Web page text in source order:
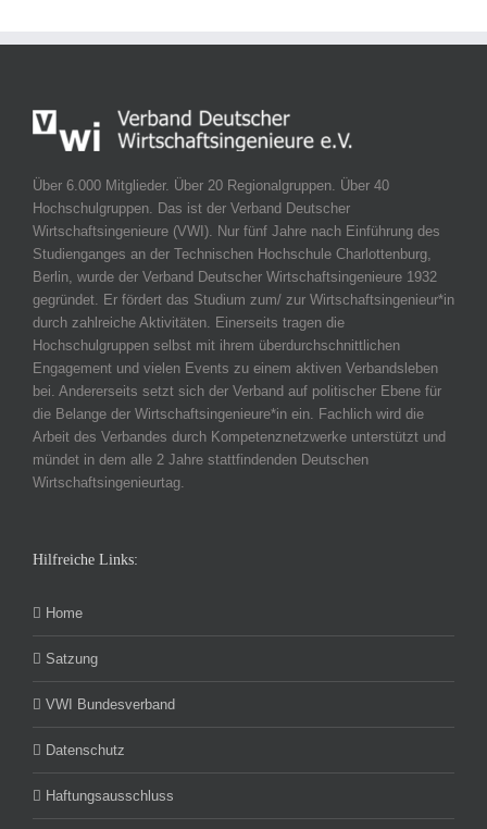
Über 6.000 Mitglieder. Über 20 Regionalgruppen. Über 40
Hochschulgruppen. Das ist der Verband Deutscher
Wirtschaftsingenieure (VWI). Nur fünf Jahre nach Einführung des
Studienganges an der Technischen Hochschule Charlottenburg,
Berlin, wurde der Verband Deutscher Wirtschaftsingenieure 1932
gegründet. Er fördert das Studium zum/ zur Wirtschaftsingenieur*in
durch zahlreiche Aktivitäten. Einerseits tragen die
Hochschulgruppen selbst mit ihrem überdurchschnittlichen
Engagement und vielen Events zu einem aktiven Verbandsleben
bei. Andererseits setzt sich der Verband auf politischer Ebene für
die Belange der Wirtschaftsingenieure*in ein. Fachlich wird die
Arbeit des Verbandes durch Kompetenznetzwerke unterstützt und
mündet in dem alle 2 Jahre stattfindenden Deutschen
Wirtschaftsingenieurtag.
Hilfreiche Links:
Home
Satzung
VWI Bundesverband
Datenschutz
Haftungsausschluss